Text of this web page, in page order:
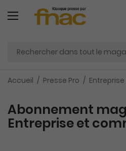
Accueil Presse Pro
Abonnement
Entreprise et